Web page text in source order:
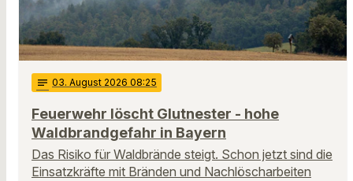
notes 03. August 2026 08:25
Feuerwehr löscht Glutnester - hohe
Waldbrandgefahr in Bayern
Das Risiko für Waldbrände steigt. Schon jetzt sind die
Einsatzkräfte mit Bränden und Nachlöscharbeiten